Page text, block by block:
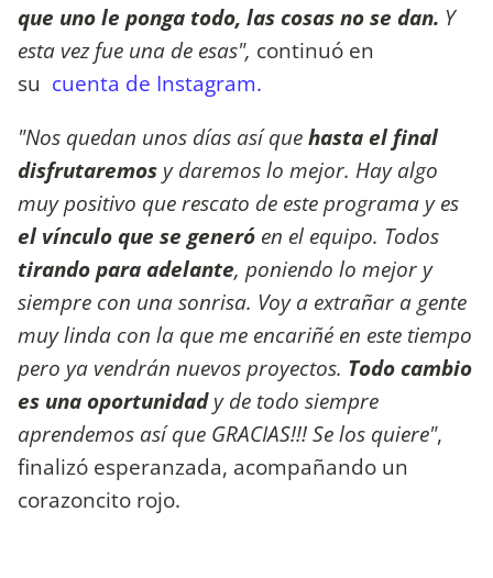
que uno le ponga todo, las cosas no se dan. Y
esta vez fue una de esas", continuó en
su cuenta de Instagram.
"Nos quedan unos días así quehasta el final
disfrutaremos y daremos lo mejor. Hay algo
muy positivo que rescato de este programa y es
el vínculo que se generó en el equipo. Todos
tirando para adelante, poniendo lo mejor y
siempre con una sonrisa. Voy a extrañar a gente
muy linda con la que me encariñé en este tiempo
pero ya vendrán nuevos proyectos. Todo cambio
es una oportunidady de todo siempre
aprendemos así que GRACIAS!!! Se los quiere",
finalizó esperanzada, acompañando un
corazoncito rojo.